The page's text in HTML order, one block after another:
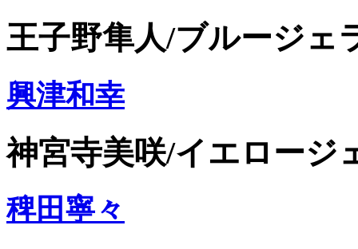
王子野隼人/ブルージェ
興津和幸
神宮寺美咲/イエロージ
稗田寧々